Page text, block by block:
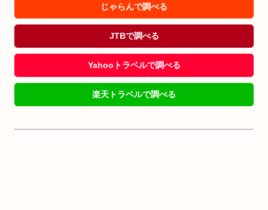
じゃらんで調べる
JTBで調べる
Yahooトラベルで調べる
楽天トラベルで調べる